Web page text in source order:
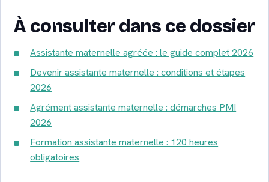
À consulter dans ce dossier
Assistante maternelle agréée : le guide complet 2026
Devenir assistante maternelle : conditions et étapes
2026
Agrément assistante maternelle : démarches PMI
2026
Formation assistante maternelle : 120 heures
obligatoires